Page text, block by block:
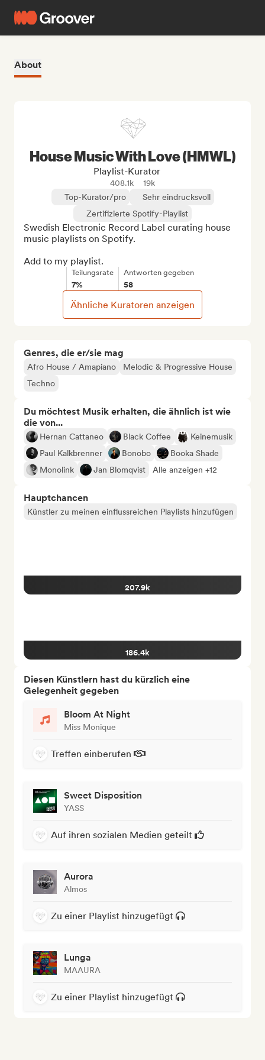
About
Genres, die er/sie mag
Afro House / Amapiano
Melodic & Progressive House
Techno
Du möchtest Musik erhalten, die ähnlich ist wie
die von...
Hernan Cattaneo Black Coffee
Keinemusik
Paul Kalkbrenner
Bonobo
Booka Shade
Monolink
Jan Blomqvist Alle anzeigen +12
Hauptchancen
Künstler zu meinen einflussreichen Playlists hinzufügen
207.9k
186.4k
Diesen Künstlern hast du kürzlich eine
Gelegenheit gegeben
Bloom At Night
Miss Monique
Treffen einberufen
Sweet Disposition
YASS
Auf ihren sozialen Medien geteilt
Aurora
Almos
Zu einer Playlist hinzugefügt
Lunga
MAAURA
Zu einer Playlist hinzugefügt
House Music With Love (HMWL)
Playlist-Kurator
408.1k
19k
Top-Kurator/pro
Sehr eindrucksvoll
Zertifizierte Spotify-Playlist
Swedish Electronic Record Label curating house
music playlists on Spotify.
Add to my playlist.
Teilungsrate
7%
Antworten gegeben
58
Ähnliche Kuratoren anzeigen